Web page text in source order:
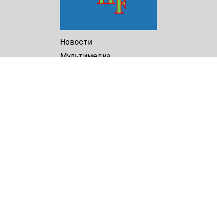
Новости
Мультимедиа